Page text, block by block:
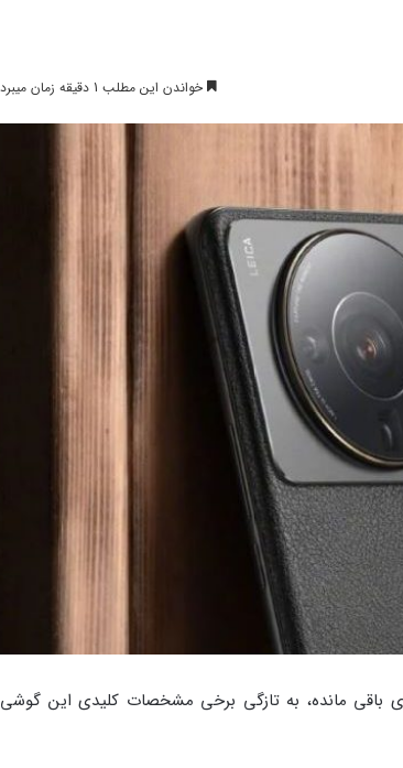
خواندن این مطلب 1 دقیقه زمان میبرد
13 پرو فاصله چند هفته‌ای باقی مانده، به تازگی برخی مشخصات کلیدی این گوشی